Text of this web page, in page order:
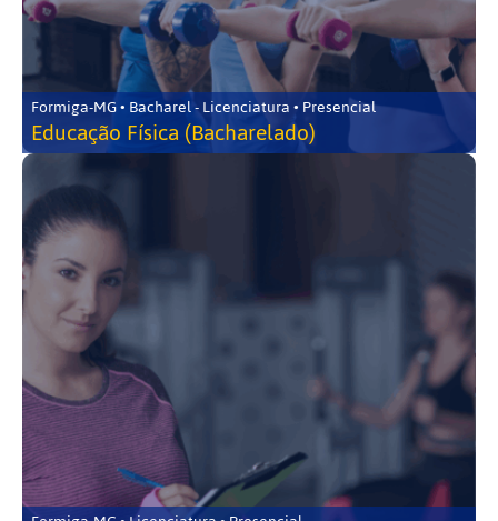
Formiga-MG • Bacharel - Licenciatura • Presencial
Educação Física (Bacharelado)